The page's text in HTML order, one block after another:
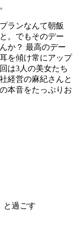
ランなんて朝飯
。でもそのデー
か？ 最高のデー
を傾け常にアップ
は3人の美女たち
経営の麻紀さんと
本音をたっぷりお
と過ごす